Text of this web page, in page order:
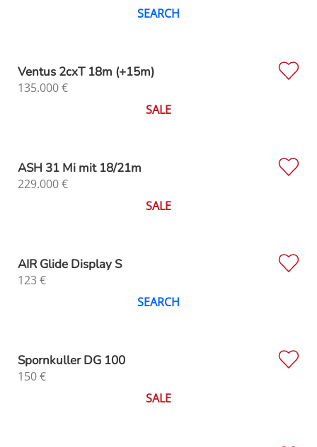
SEARCH
Ventus 2cxT 18m (+15m)
135.000€
SALE
ASH 31 Mi mit 18/21m
229.000€
SALE
AIR Glide Display S
123 €
SEARCH
Spornkuller DG 100
150€
SALE